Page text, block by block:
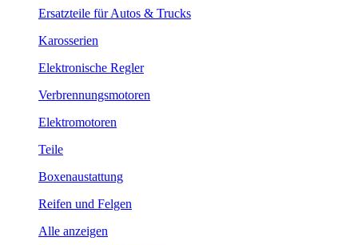
Ersatzteile für Autos & Trucks
Karosserien
Elektronische Regler
Verbrennungsmotoren
Elektromotoren
Teile
Boxenaustattung
Reifen und Felgen
Alle anzeigen